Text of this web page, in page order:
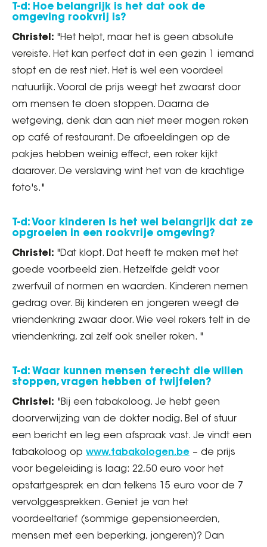
T-d: Hoe belangrijk is het dat ook de
omgeving rookvrij is?
Christel: "Het helpt, maar het is geen absolute
vereiste. Het kan perfect dat in een gezin 1 iemand
stopt en de rest niet. Het is wel een voordeel
natuurlijk. Vooral de prijs weegt het zwaarst door
om mensen te doen stoppen. Daarna de
wetgeving, denk dan aan niet meer mogen roken
op café of restaurant. De afbeeldingen op de
pakjes hebben weinig effect, een roker kijkt
daarover. De verslaving wint het van de krachtige
foto's."
T-d: Voor kinderen is het wel belangrijk dat ze
opgroeien in een rookvrije omgeving?
Christel: "Dat klopt. Dat heeft te maken met het
goede voorbeeld zien. Hetzelfde geldt voor
zwerfvuil of normen en waarden. Kinderen nemen
gedrag over. Bij kinderen en jongeren weegt de
vriendenkring zwaar door. Wie veel rokers telt in de
vriendenkring, zal zelf ook sneller roken. "
T-d: Waar kunnen mensen terecht die willen
stoppen, vragen hebben of twijfelen?
Christel: "Bij een tabakoloog. Je hebt geen
doorverwijzing van de dokter nodig. Bel of stuur
een bericht en leg een afspraak vast. Je vindt een
tabakoloog op www.tabakologen.be – de prijs
voor begeleiding is laag: 22,50 euro voor het
opstartgesprek en dan telkens 15 euro voor de 7
vervolggesprekken. Geniet je van het
voordeeltarief (sommige gepensioneerden,
mensen met een beperking, jongeren)? Dan